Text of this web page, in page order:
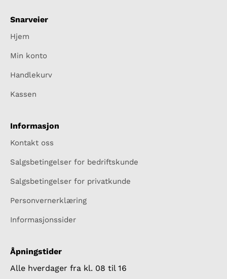
Snarveier
Hjem
Min konto
Handlekurv
Kassen
Informasjon
Kontakt oss
Salgsbetingelser for bedriftskunde
Salgsbetingelser for privatkunde
Personvernerklæring
Informasjonssider
Åpningstider
Alle hverdager fra kl. 08 til 16